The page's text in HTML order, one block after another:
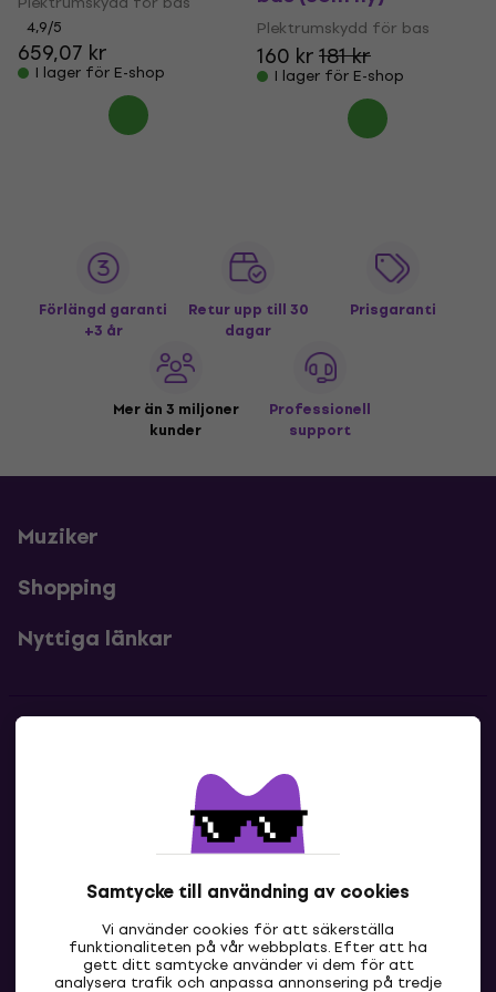
Samtycke till användning av cookies
Vi använder cookies för att säkerställa
funktionaliteten på vår webbplats. Efter att ha
gett ditt samtycke använder vi dem för att
analysera trafik och anpassa annonsering på tredje
4,9/5
659,07 kr
I lager för E-shop
Plektrumskydd för bas
160 kr181 kr
I lager för E-shop
Förlängd garanti
+3 år
Retur upp till 30
dagar
Prisgaranti
Mer än 3 miljoner
kunder
Professionell
support
Muziker
Shopping
Nyttiga länkar
Kontakta oss